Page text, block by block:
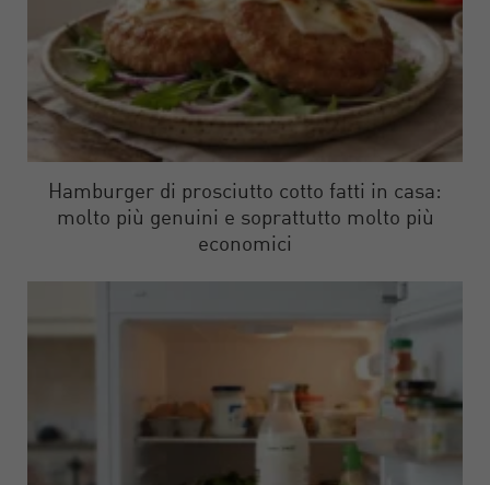
Hamburger di prosciutto cotto fatti in casa:
molto più genuini e soprattutto molto più
economici